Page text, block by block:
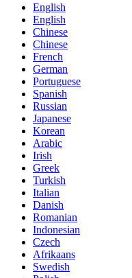
English
English
Chinese
Chinese
French
German
Portuguese
Spanish
Russian
Japanese
Korean
Arabic
Irish
Greek
Turkish
Italian
Danish
Romanian
Indonesian
Czech
Afrikaans
Swedish